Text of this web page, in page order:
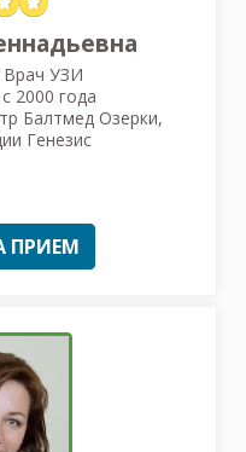
Врач УЗИ
2000 года
Балтмед Озерки,
Генезис
ПРИЕМ